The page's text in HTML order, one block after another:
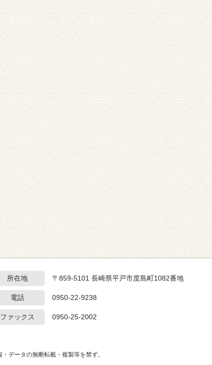
所在地 〒859-5101 長崎県平戸市度島町1082番地
電話 0950-22-9238
ファックス 0950-25-2002
データの無断転載・複製等を禁ず。